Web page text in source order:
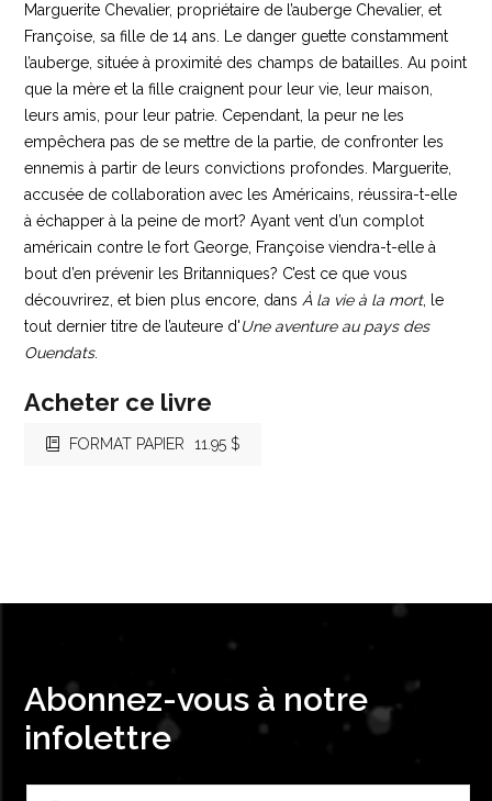
Marguerite Chevalier, propriétaire de l’auberge Chevalier, et
Françoise, sa fille de 14 ans. Le danger guette constamment
l’auberge, située à proximité des champs de batailles. Au point
que la mère et la fille craignent pour leur vie, leur maison,
leurs amis, pour leur patrie. Cependant, la peur ne les
empêchera pas de se mettre de la partie, de confronter les
ennemis à partir de leurs convictions profondes. Marguerite,
accusée de collaboration avec les Américains, réussira-t-elle
à échapper à la peine de mort? Ayant vent d’un complot
américain contre le fort George, Françoise viendra-t-elle à
bout d’en prévenir les Britanniques? C’est ce que vous
découvrirez, et bien plus encore, dans À la vie à la mort, le
tout dernier titre de l’auteure d'Une aventure au pays des
Ouendats.
Acheter ce livre
FORMAT PAPIER 11.95 $
Abonnez-vous à notre
infolettre